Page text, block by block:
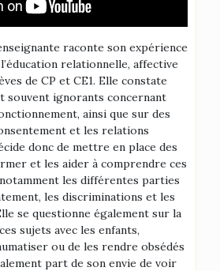
raconte son expérience
relationnelle, affective
de CP et CE1. Elle constate
souvent ignorants concernant
ainsi que sur des
et les relations
donc de mettre en place des
et les aider à comprendre ces
les différentes parties
les discriminations et les
se questionne également sur la
sujets avec les enfants,
ou de les rendre obsédés
part de son envie de voir